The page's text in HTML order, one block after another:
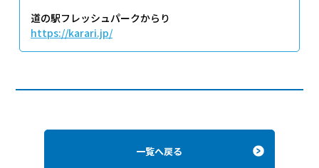
道の駅フレッシュパークからり
https://karari.jp/
一覧へ戻る